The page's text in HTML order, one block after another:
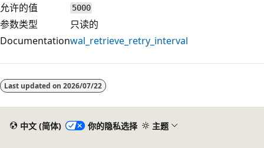
允许的值 5000
参数类型
只读的
Documentationwal_retrieve_retry_interval
Last updated on 2026/07/22
中文 (简体) 你的隐私选择 主题